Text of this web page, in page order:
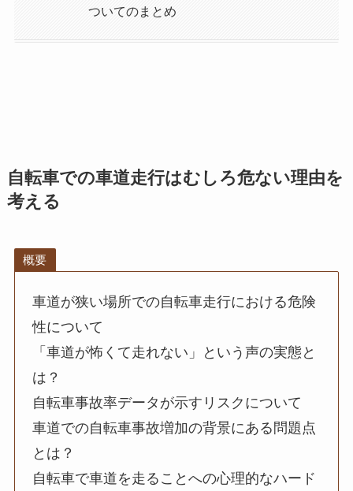
ついてのまとめ
自転車での車道走行はむしろ危ない理由を
考える
概要
車道が狭い場所での自転車走行における危険
性について
「車道が怖くて走れない」という声の実態と
は？
自転車事故率データが示すリスクについて
車道での自転車事故増加の背景にある問題点
とは？
自転車で車道を走ることへの心理的なハード